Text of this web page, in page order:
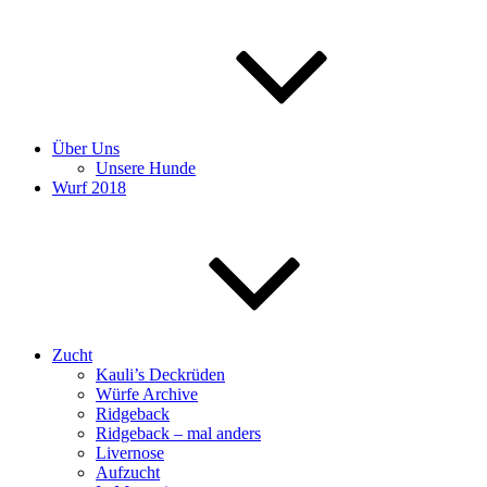
Über Uns
Unsere Hunde
Wurf 2018
Zucht
Kauli’s Deckrüden
Würfe Archive
Ridgeback
Ridgeback – mal anders
Livernose
Aufzucht